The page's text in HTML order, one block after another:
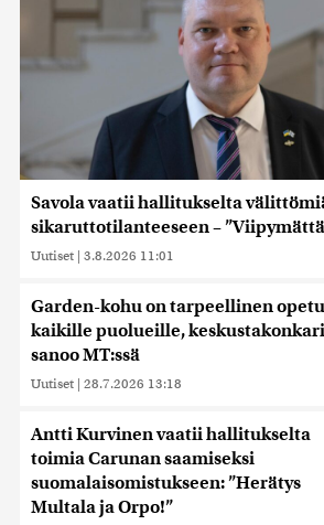
Savola vaatii hallitukselta
sikaruttotilanteeseen –
Uutiset | 3.8.2026 11:01
Garden-kohu on tarpeellinen
kaikille puolueille, keskustakonkari
sanoo MT:ssä
Uutiset | 28.7.2026 13:18
Antti Kurvinen vaatii hallitukselta
toimia Carunan saamiseksi
suomalaisomistukseen: ”Herätys
Multala ja Orpo!”